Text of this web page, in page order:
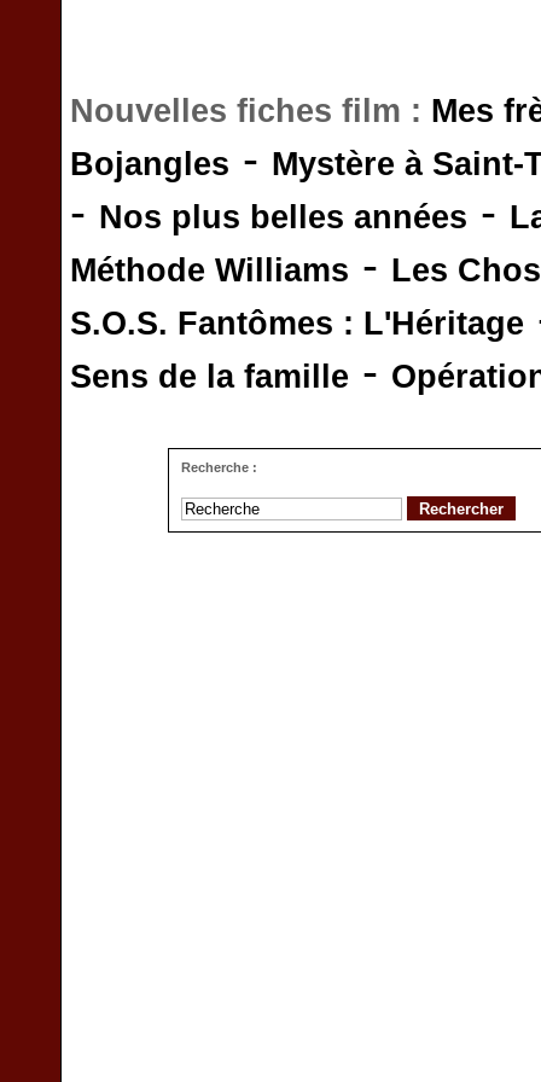
Nouvelles fiches film : Mes
Bojangles - Mystère à Saint-
- Nos plus belles années -
Méthode Williams - Les
S.O.S. Fantômes : L'Héritage
Sens de la famille -
Recherche :